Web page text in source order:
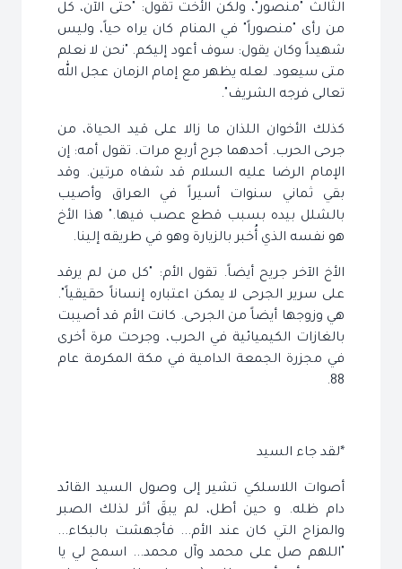
الثالث "منصور"، ولكن الأخت تقول: "حتى الآن، كل
من رأى "منصوراً" في المنام كان يراه حياً، وليس
شهيداً وكان يقول: سوف أعود إليكم. "نحن لا نعلم
متى سيعود. لعله يظهر مع إمام الزمان عجل الله
تعالى فرجه الشريف".
كذلك الأخوان اللذان ما زالا على قيد الحياة، من
جرحى الحرب. أحدهما جرح أربع مرات. تقول أمه: إن
الإمام الرضا عليه السلام قد شفاه مرتين. وقد
بقي ثماني سنوات أسيراً في العراق وأصيب
بالشلل بيده بسبب قطع عصب فيها." هذا الأخ
هو نفسه الذي أُخبر بالزيارة وهو في طريقه إلينا.
الأخ الآخر جريح أيضاً. تقول الأم: "كل من لم يرقد
على سرير الجرحى لا يمكن اعتباره إنساناً حقيقياً".
هي وزوجها أيضاً من الجرحى. كانت الأم قد أصيبت
بالغازات الكيميائية في الحرب، وجرحت مرة أخرى
في مجزرة الجمعة الدامية في مكة المكرمة عام
88.
*لقد جاء السيد
أصوات اللاسلكي تشير إلى وصول السيد القائد
دام ظله. و حين أطل، لم يبقَ أثر لذلك الصبر
والمزاح التي كان عند الأم... فأجهشت بالبكاء...
"اللهم صل على محمد وآل محمد... اسمح لي يا